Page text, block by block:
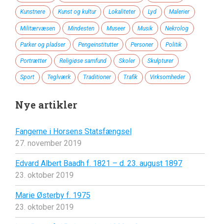
Kunstnere Kunst og kultur Lokaliteter Lyd Malerier
Militærvæsen Mindesten Museer Musik Nekrolog
Parker og pladser Pengeinstitutter Personer Politik
Portrætter Religiøse samfund Skoler Skulpturer
Sport Teglværk Traditioner Trafik Virksomheder
Nye artikler
Fangerne i Horsens Statsfængsel
27. november 2019
Edvard Albert Baadh f. 1821 – d. 23. august 1897
23. oktober 2019
Marie Østerby f. 1975
23. oktober 2019